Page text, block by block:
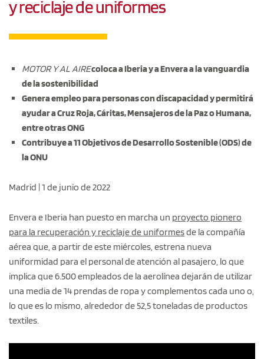
y reciclaje de uniformes
MOTOR Y AL AIREcoloca a Iberia y a Envera a la vanguardia
de la sostenibilidad
Genera empleo para personas con discapacidad y permitirá
ayudar a Cruz Roja, Cáritas, Mensajeros de la Paz o Humana,
entre otras ONG
Contribuye a 11 Objetivos de Desarrollo Sostenible (ODS) de
la ONU
Madrid | 1 de junio de 2022
Envera e Iberia han puesto en marcha un proyecto pionero
para la recuperación y reciclaje de uniformesde la compañía
aérea que, a partir de este miércoles, estrena nueva
uniformidad para el personal de atención al pasajero, lo que
implica que 6.500 empleados de la aerolínea dejarán de utilizar
una media de 14 prendas de ropa y complementos cada uno o,
lo que es lo mismo, alrededor de 52,5 toneladas de productos
textiles.